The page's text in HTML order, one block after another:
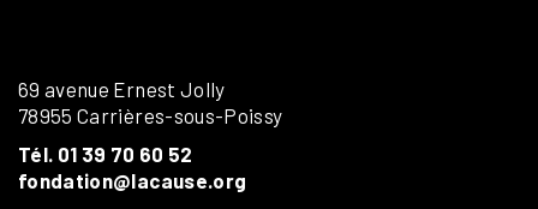
69 avenue Ernest Jolly
78955 Carrières-sous-Poissy
Tél. 01 39 70 60 52
fondation@lacause.org